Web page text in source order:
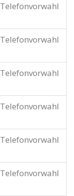
Telefonvorwahl
Telefonvorwahl
Telefonvorwahl
Telefonvorwahl
Telefonvorwahl
Telefonvorwahl